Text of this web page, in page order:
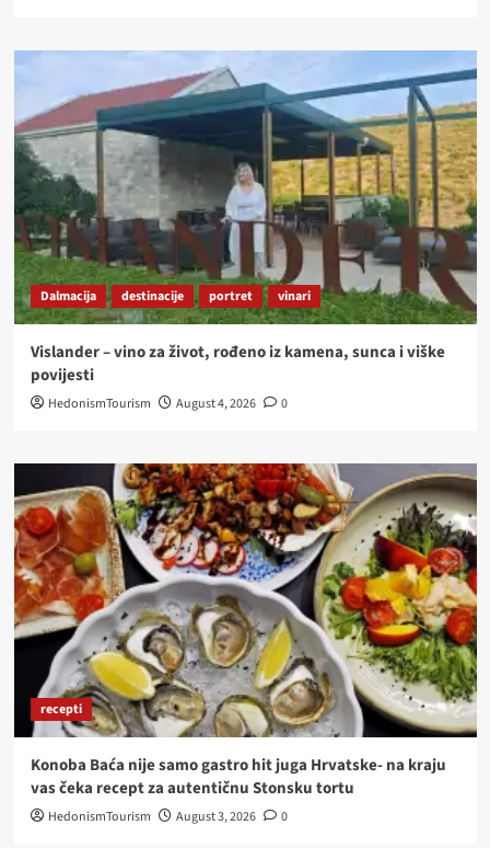
Dalmacija destinacije portret vinari
Vislander – vino za život, rođeno iz kamena, sunca i viške
povijesti
HedonismTourism August 4, 2026 0
recepti
Konoba Baća nije samo gastro hit juga Hrvatske- na kraju
vas čeka recept za autentičnu Stonsku tortu
HedonismTourism August 3, 2026 0